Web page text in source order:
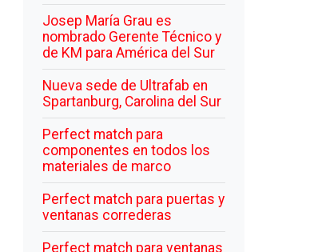
Josep María Grau es
nombrado Gerente Técnico y
de KM para América del Sur
Nueva sede de Ultrafab en
Spartanburg, Carolina del Sur
Perfect match para
componentes en todos los
materiales de marco
Perfect match para puertas y
ventanas correderas
Perfect match para ventanas